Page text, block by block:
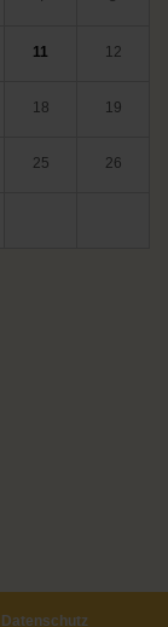
11 12
18 19
25 26
Datenschutz